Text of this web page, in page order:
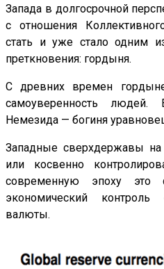
Запада в долгосрочной
с отношения
стать и уже стало одним
преткновения: гордыня.
С древних времен
самоуверенность людей.
Немезида — богиня
Западные сверхдержавы
или косвенно
современную эпоху это
экономический
валюты.